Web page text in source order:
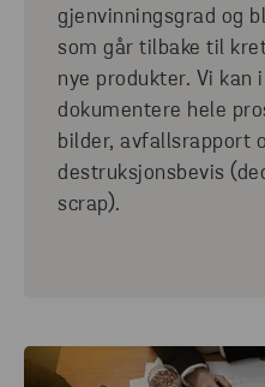
gjenvinningsgrad og
som går tilbake til
nye produkter. Vi kan
dokumentere hele
bilder, avfallsrapport
destruksjonsbevis
scrap).